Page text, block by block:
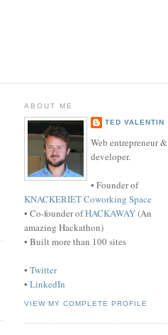
ABOUT ME
TED VALENTIN
Web entrepreneur &
developer.
• Founder of
KNACKERIET Coworking Space
• Co-founder ofHACKAWAY(An
amazing Hackathon)
• Built more than 100 sites
• Twitter
• LinkedIn
VIEW MY COMPLETE PROFILE